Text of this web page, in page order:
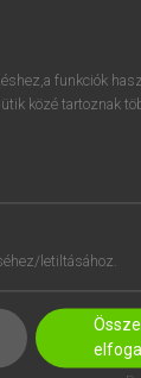
funkciók
közé tartoznak
letiltásához.